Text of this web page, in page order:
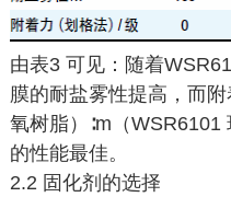
由表3 可见：随着
膜的耐盐雾性提高，而
氧树脂）∶m（WSR6101
的性能最佳。
2.2 固化剂的选择